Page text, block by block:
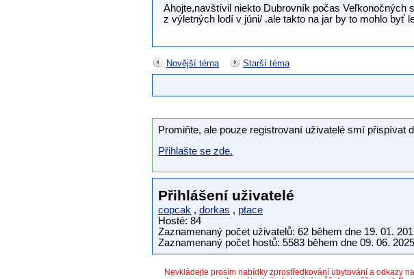
Ahojte,navštívil niekto Dubrovník počas
z výletných lodí v júni/ .ale takto na jar by to mohlo byť
Novější téma Starší téma
Promiňte, ale pouze registrovaní uživatelé smí přispívat
Přihlašte se zde.
Přihlášení uživatelé
copcak , dorkas , ptace
Hosté: 84
Zaznamenaný počet uživatelů: 62 během dne 19. 01.
Zaznamenaný počet hostů: 5583 během dne 09. 06. 2025
Nevkládejte prosím nabídky zprostředkování ubytování a odkazy